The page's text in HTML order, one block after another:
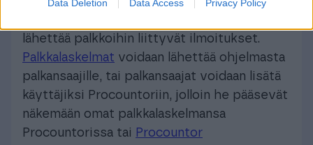
Data Deletion Data Access Privacy Policy
lähettää palkkoihin liittyvät ilmoitukset.
Palkkalaskelmat voidaan lähettää ohjelmasta
palkansaajille, tai palkansaajat voidaan lisätä
käyttäjiksi Procountoriin, jolloin he pääsevät
näkemään omat palkkalaskelmansa
Procountorissa tai Procountor